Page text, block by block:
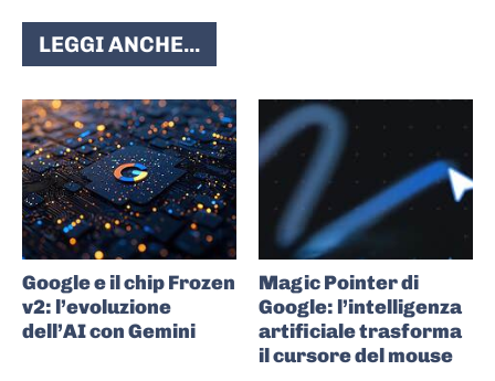
LEGGI ANCHE...
Google e il chip Frozen
v2: l’evoluzione
dell’AI con Gemini
Magic Pointer di
Google: l’intelligenza
artificiale trasforma
il cursore del mouse